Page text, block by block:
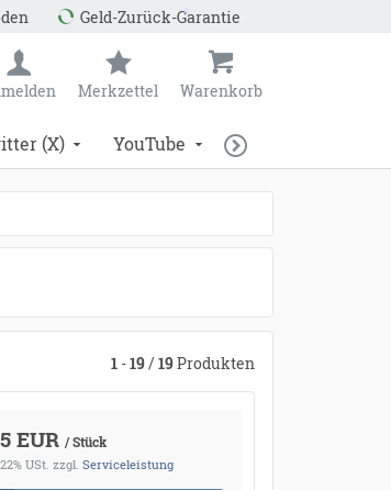
Geld-Zurück-Garantie
Merkzettel Warenkorb
(X) YouTube
1-19/ 19Produkten
EUR / Stück
USt. zzgl. Serviceleistung
*